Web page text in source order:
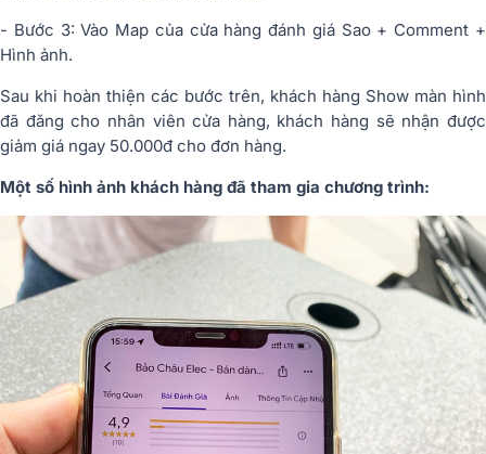
- Bước 3: Vào Map của cửa hàng đánh giá Sao + Comment +
Hình ảnh.
Sau khi hoàn thiện các bước trên, khách hàng Show màn hình
đã đăng cho nhân viên cửa hàng, khách hàng sẽ nhận được
giảm giá ngay 50.000đ cho đơn hàng.
Một số hình ảnh khách hàng đã tham gia chương trình: